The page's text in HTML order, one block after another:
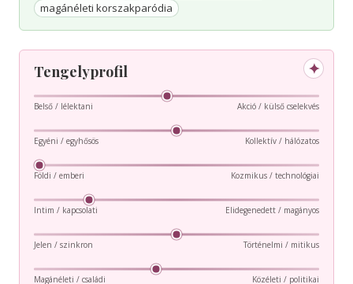
magánéleti korszakparódia
Tengelyprofil ✦
Belső / lélektani Akció / külső cselekvés
Egyéni / egyhősös Kollektív / hálózatos
Földi / emberi Kozmikus / technológiai
Intim / kapcsolati Elidegenedett / magányos
Jelen / szinkron Történelmi / mitikus
Magánéleti / családi Közéleti / politikai